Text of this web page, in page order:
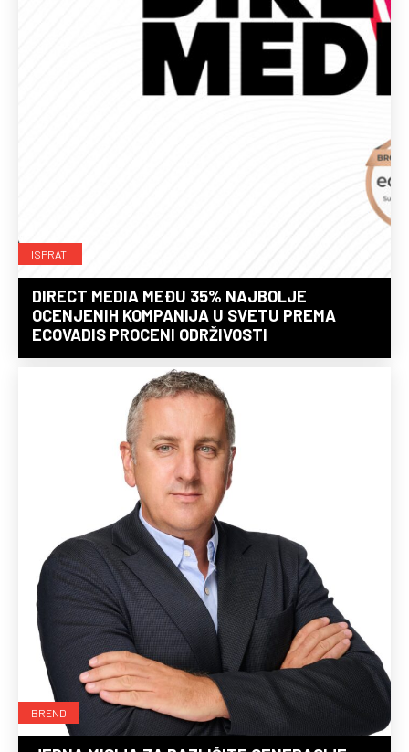
ISPRATI
DIRECT MEDIA MEĐU 35% NAJBOLJE
OCENJENIH KOMPANIJA U SVETU PREMA
ECOVADIS PROCENI ODRŽIVOSTI
BREND